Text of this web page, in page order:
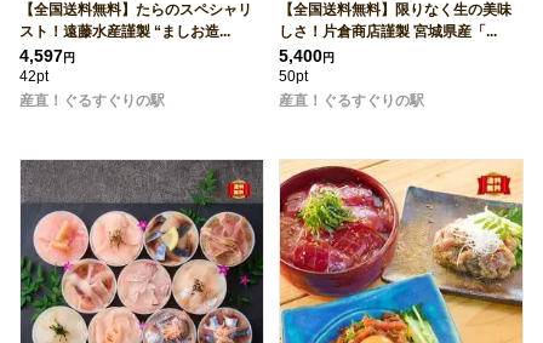
【全国送料無料】たらのスペシャリ
スト！遠藤水産謹製 “ましお造...
4,597円
42pt
産直！ぐるすぐりの駅
【全国送料無料】限りなく生の美味
しさ！片倉商店謹製 宮城県産「...
5,400円
50pt
産直！ぐるすぐりの駅